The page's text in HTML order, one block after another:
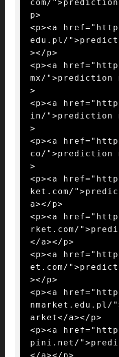
com/
p>
<p><a
edu.pl/
></p>
<p><a
mx/">prediction
>
<p><a
in/">prediction
>
<p><a
co/">prediction
>
<p><a
ket.com/
a></p>
<p><a
rket.com/
</a></p>
<p><a
et.com/
></p>
<p><a
nmarket.edu.pl/
arket</a></p>
<p><a
pini.net/